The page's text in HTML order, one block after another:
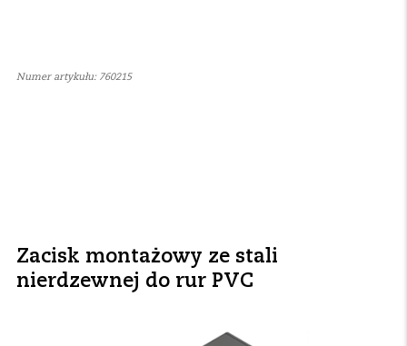
Numer artykułu: 760215
Zacisk montażowy ze stali
nierdzewnej do rur PVC